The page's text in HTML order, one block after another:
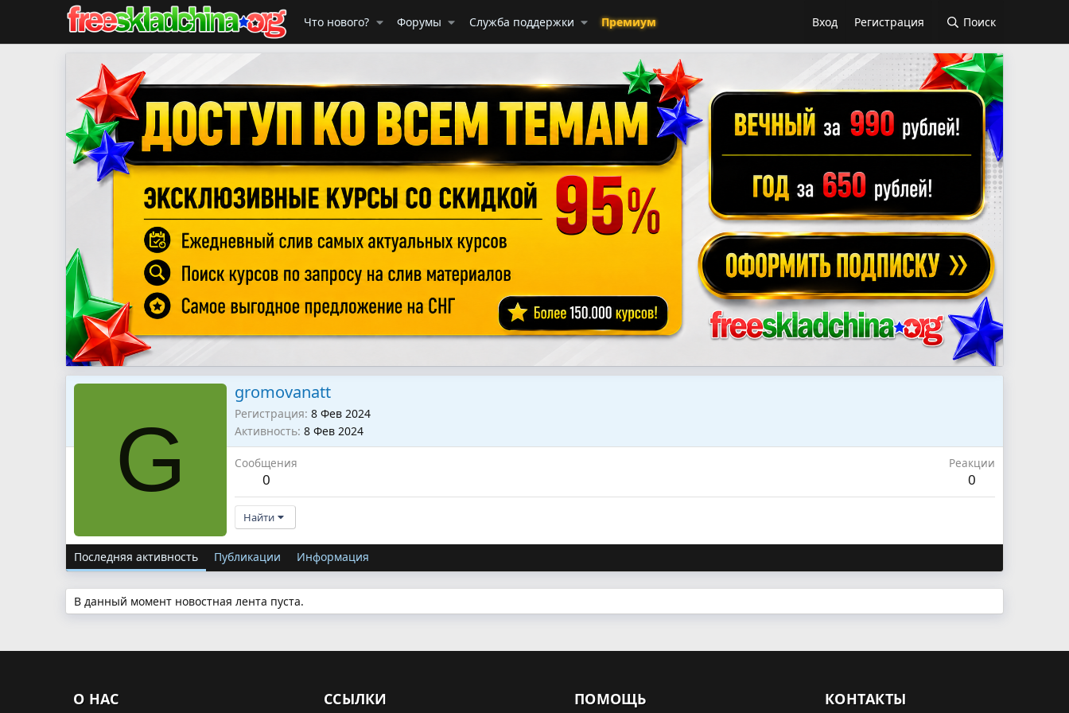
Что нового? Форумы Служба поддержки Премиум Вход Регистрация Поиск
G
gromovanatt
Регистрация 8 Фев 2024
Активность 8 Фев 2024
Сообщения
0
Реакции
0
Найти
Последняя активность Публикации Информация
В данный момент новостная лента пуста.
О НАС ССЫЛКИ ПОМОЩЬ КОНТАКТЫ